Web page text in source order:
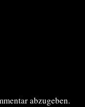
abzugeben.